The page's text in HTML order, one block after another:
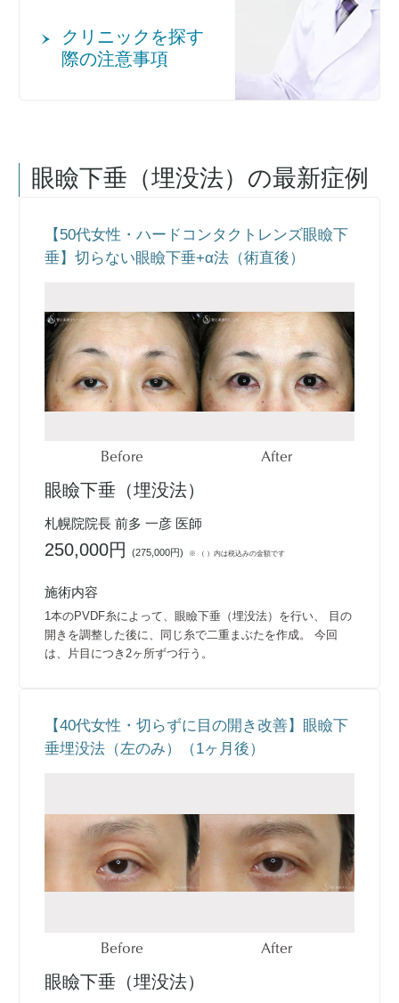
クリニックを探す
際の注意事項
眼瞼下垂（埋没法） の最新症例
【50代女性・ハードコンタクトレンズ眼瞼下
垂】切らない眼瞼下垂+α法（術直後）
Before After
眼瞼下垂（埋没法）
札幌院院長 前多 一彦 医師
250,000円(275,000円) ※ （ ）内は税込みの金額です
施術内容
1本のPVDF糸によって、眼瞼下垂（埋没法）を行い、 目の
開きを調整した後に、同じ糸で二重まぶたを作成。 今回
は、片目につき2ヶ所ずつ行う。
【40代女性・切らずに目の開き改善】眼瞼下
垂埋没法（左のみ）（1ヶ月後）
Before After
眼瞼下垂（埋没法）